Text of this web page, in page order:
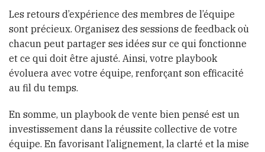
Les retours d’expérience des membres de l’équipe
sont précieux. Organisez des sessions de feedback où
chacun peut partager ses idées sur ce qui fonctionne
et ce qui doit être ajusté. Ainsi, votre playbook
évoluera avec votre équipe, renforçant son efficacité
au fil du temps.
En somme, un playbook de vente bien pensé est un
investissement dans la réussite collective de votre
équipe. En favorisant l’alignement, la clarté et la mise